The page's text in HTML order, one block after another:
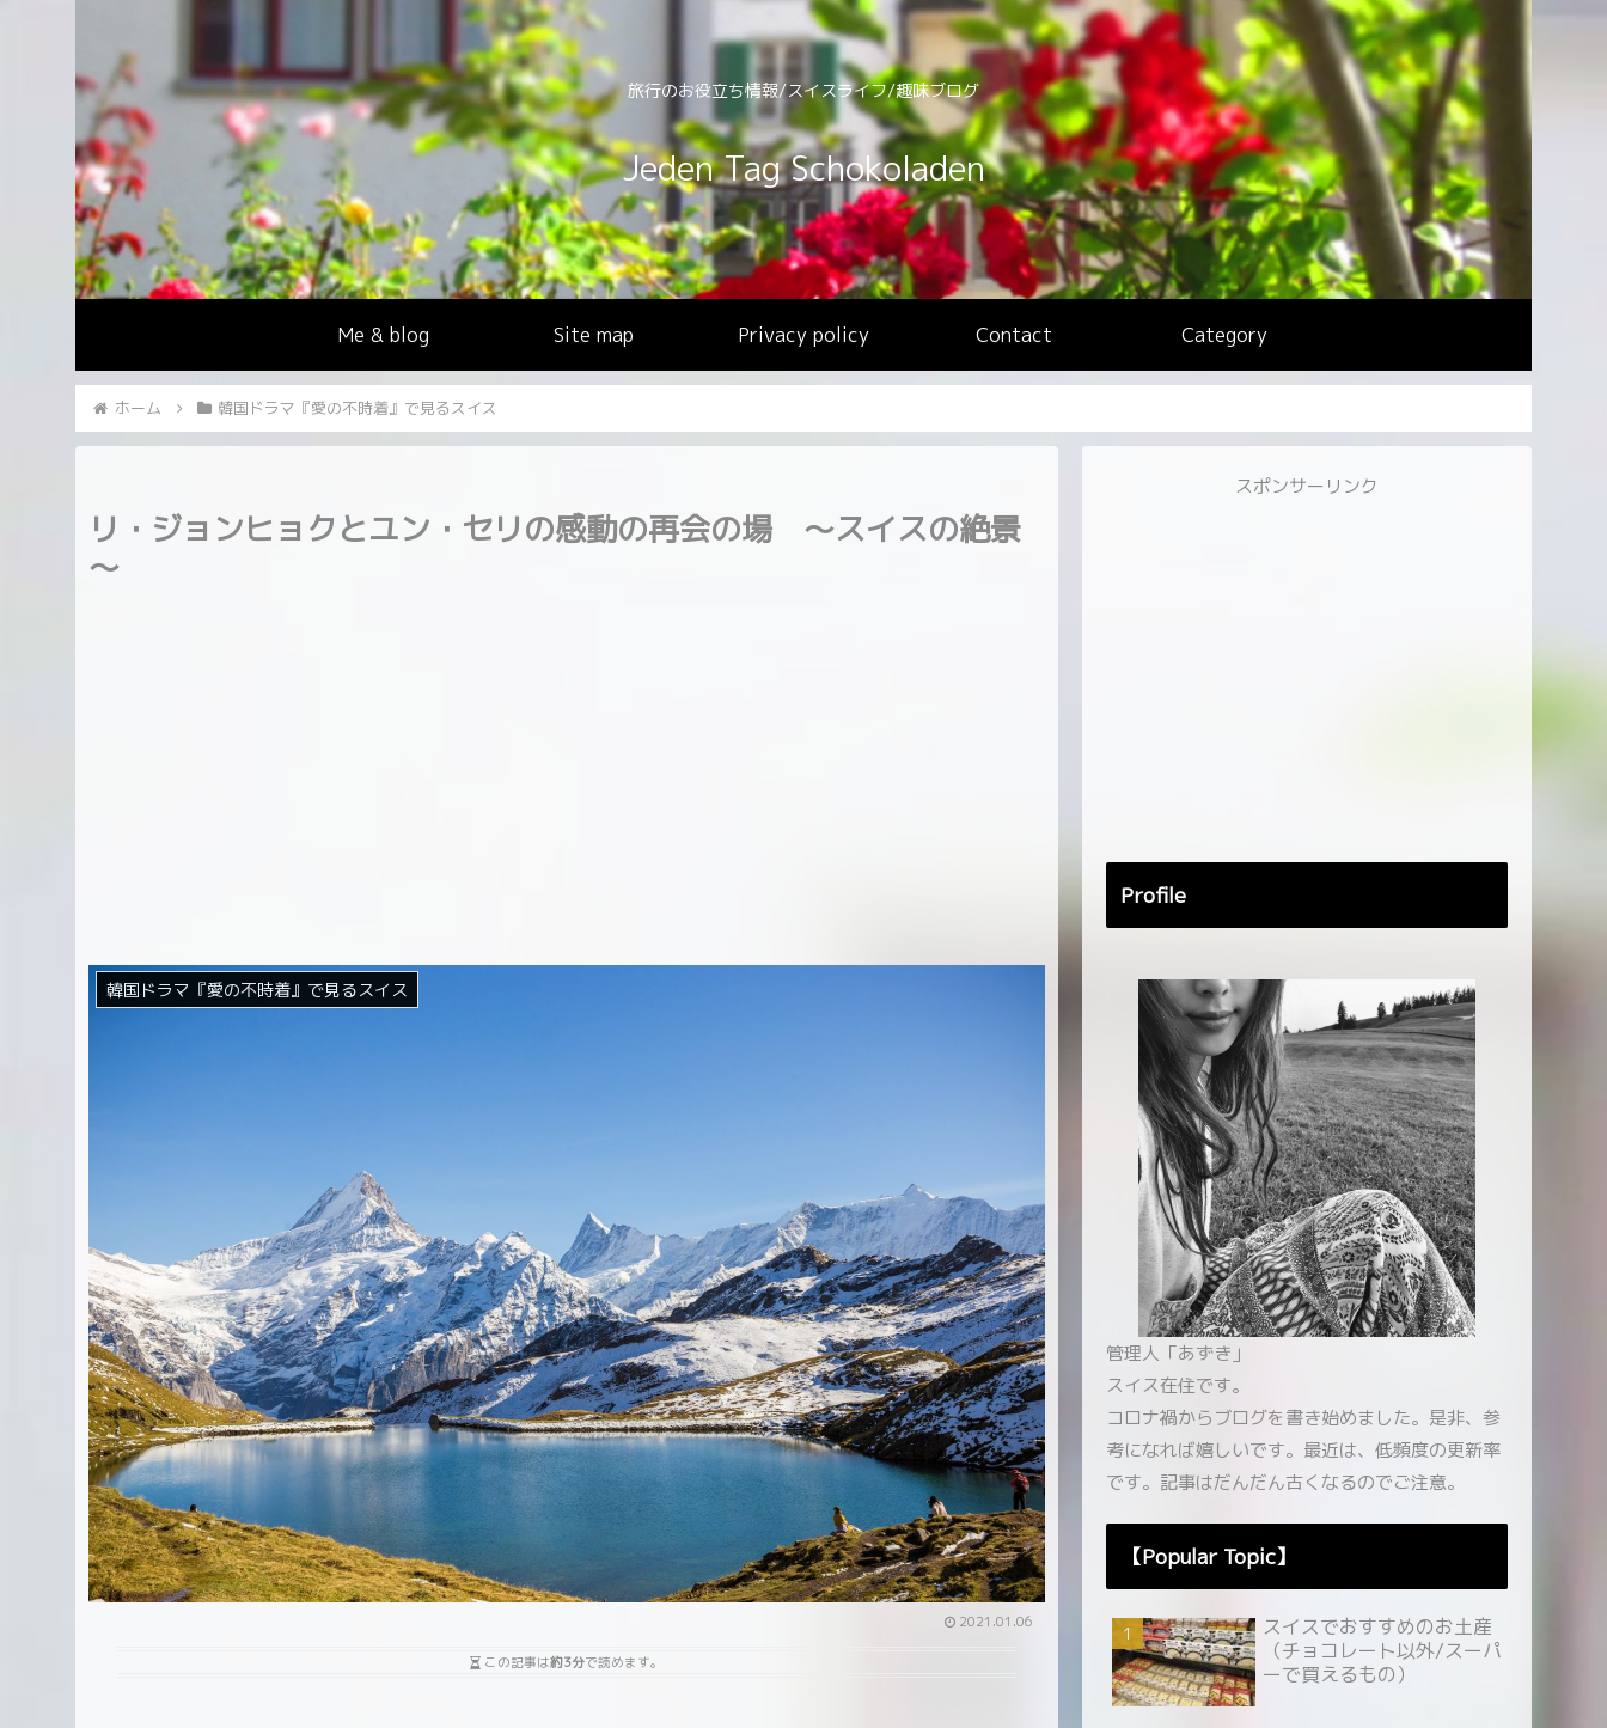
旅行のお役立ち情報/スイスライフ/趣味ブログ
Jeden Tag Schokoladen
Me & blog Site map Privacy policy Contact Category
ホーム 韓国ドラマ『愛の不時着』で見るスイス
リ・ジョンヒョクとユン・セリの感動の再会の場 ～スイスの絶景
～
韓国ドラマ『愛の不時着』で見るスイス
2021.01.06
この記事は約3分で読めます。
スポンサーリンク
Profile
管理人「あずき」
スイス在住です。
コロナ禍からブログを書き始めました。是非、参
考になれば嬉しいです。最近は、低頻度の更新率
です。記事はだんだん古くなるのでご注意。
【Popular Topic】
スイスでおすすめのお土産
（チョコレート以外/スーパ
ーで買えるもの）